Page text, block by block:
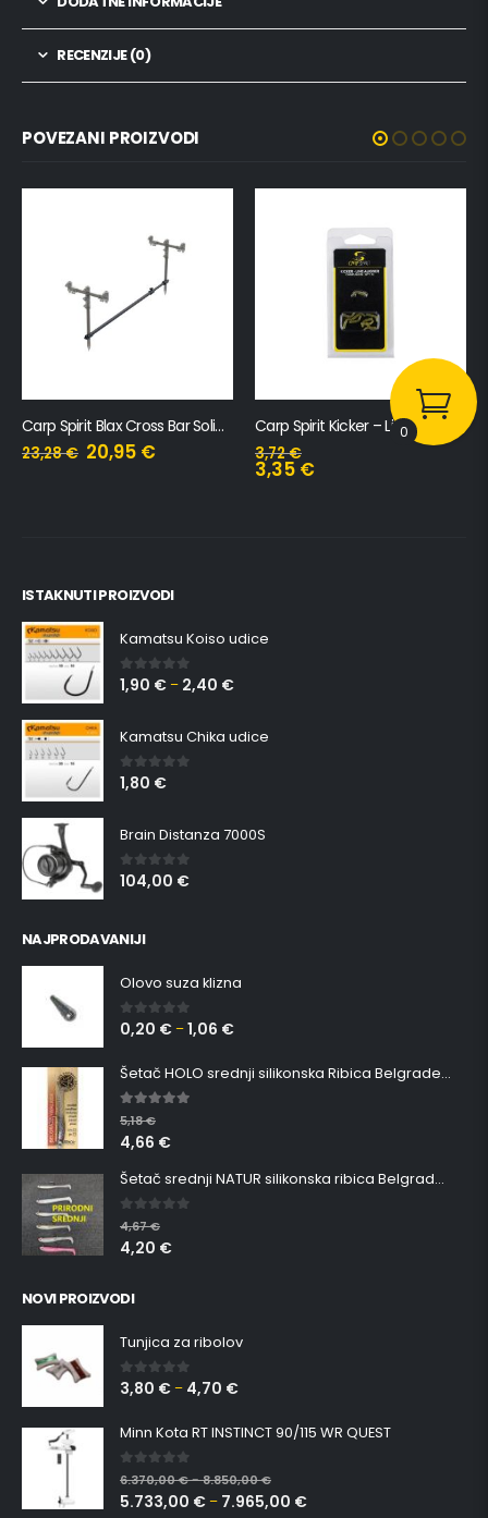
RECENZIJE (0)
POVEZANI PROIZVODI
Carp Spirit Kicker – Line Aligner
3,72€
3,35
Carp Spirit Inox300 – 2 In 1 – Deck Stand & Anti Twist Collar
42,21€
ISTAKNUTI PROIZVODI
Kamatsu Koiso udice
0 out of 5
1,90 € – 2,40 €
Kamatsu Chika udice
0 out of 5
1,80 €
Brain Distanza 7000S
0out of 5
104,00 €
NAJPRODAVANIJI
Olovo suza klizna
0 out of 5
0,20 € –1,06 €
Šetač HOLO srednji silikonska Ribica Belgrade Walker
5.00out of 5
5,18€
4,66 €
Šetač srednji NATUR silikonska ribica Belgrade Walker
0 out of 5
4,67€
4,20 €
NOVI PROIZVODI
Tunjica za ribolov
0 out of 5
3,80 € – 4,70 €
Minn Kota RT INSTINCT 90/115 WR QUEST
0 out of 5
6.370,00€–8.850,00€
5.733,00 € – 7.965,00 €
0